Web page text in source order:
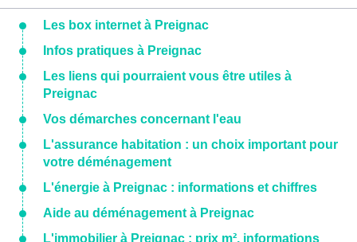
Les box internet à Preignac
Infos pratiques à Preignac
Les liens qui pourraient vous être utiles à
Preignac
Vos démarches concernant l'eau
L'assurance habitation : un choix important pour
votre déménagement
L'énergie à Preignac : informations et chiffres
Aide au déménagement à Preignac
L'immobilier à Preignac : prix m², informations